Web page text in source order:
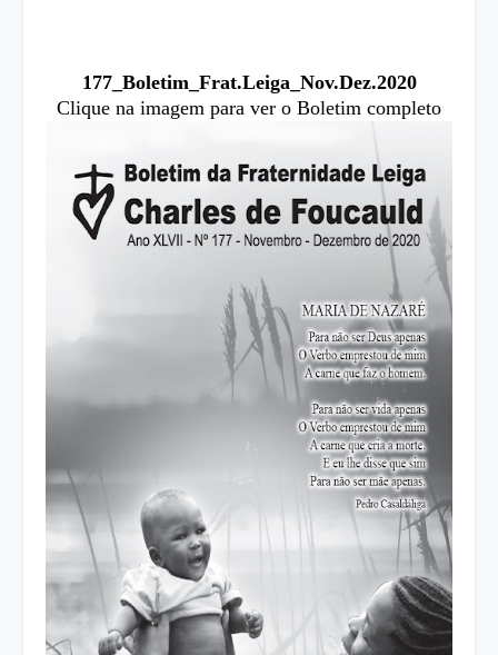
177_Boletim_Frat.Leiga_Nov.Dez.2020
Clique na imagem para ver o Boletim completo